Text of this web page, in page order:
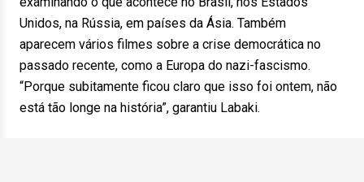
Unidos, na Rússia, em países da Ásia. Também
aparecem vários filmes sobre a crise democrática no
passado recente, como a Europa do nazi-fascismo.
“Porque subitamente ficou claro que isso foi ontem, não
está tão longe na história”, garantiu Labaki.